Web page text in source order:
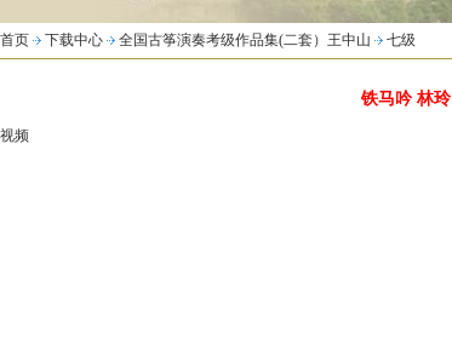
首页 下载中心 全国古筝演奏考级作品集(二套）王中山 七级
铁马吟 林玲
视频